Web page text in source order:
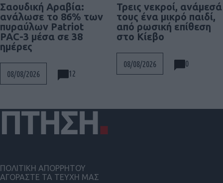
Σαουδική Αραβία:
ανάλωσε το 86% των
πυραύλων Patriot
PAC-3 μέσα σε 38
ημέρες
08/08/2026 12
Τρεις νεκροί, ανάμεσά
τους ένα μικρό παιδί,
από ρωσική επίθεση
στο Κίεβο
08/08/2026 0
ΠΟΛΙΤΙΚΗ ΑΠΟΡΡΗΤΟΥ
ΑΓΟΡΑΣΤΕ ΤΑ ΤΕΥΧΗ ΜΑΣ